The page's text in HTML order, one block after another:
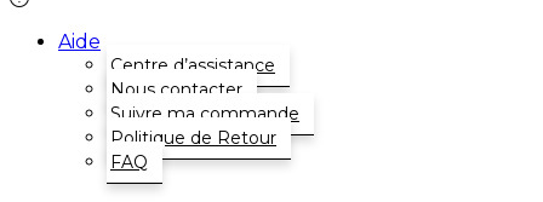
Aide
Centre d’assistance
Nous contacter
Suivre ma commande
Politique de Retour
FAQ